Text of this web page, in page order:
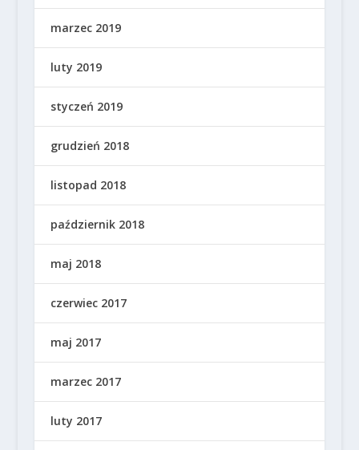
marzec 2019
luty 2019
styczeń 2019
grudzień 2018
listopad 2018
październik 2018
maj 2018
czerwiec 2017
maj 2017
marzec 2017
luty 2017